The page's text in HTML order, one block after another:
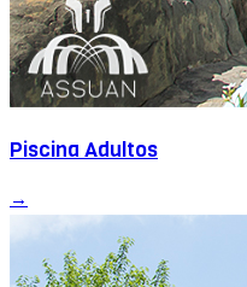
Piscina Adultos
→